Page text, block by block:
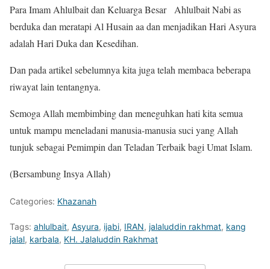
Para Imam Ahlulbait dan Keluarga Besar Ahlulbait Nabi as
berduka dan meratapi Al Husain aa dan menjadikan Hari Asyura
adalah Hari Duka dan Kesedihan.
Dan pada artikel sebelumnya kita juga telah membaca beberapa
riwayat lain tentangnya.
Semoga Allah membimbing dan meneguhkan hati kita semua
untuk mampu meneladani manusia-manusia suci yang Allah
tunjuk sebagai Pemimpin dan Teladan Terbaik bagi Umat Islam.
(Bersambung Insya Allah)
Categories: Khazanah
Tags: ahlulbait, Asyura, ijabi, IRAN, jalaluddin rakhmat, kang
jalal, karbala, KH. Jalaluddin Rakhmat